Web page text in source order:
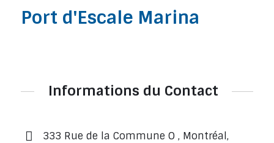
Port d'Escale Marina
Informations du Contact
333 Rue de la Commune O , Montréal,